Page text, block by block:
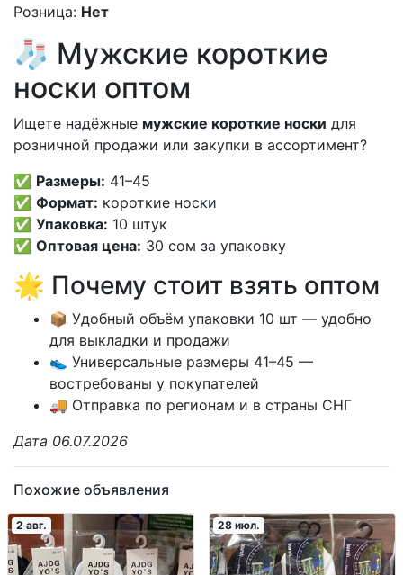
Розница: Нет
🧦 Мужские короткие
носки оптом
Ищете надёжные мужские короткие носки для
розничной продажи или закупки в ассортимент?
✅ Размеры: 41–45
✅ Формат: короткие носки
✅ Упаковка: 10 штук
✅ Оптовая цена: 30 сом за упаковку
🌟 Почему стоит взять оптом
📦 Удобный объём упаковки 10 шт — удобно
для выкладки и продажи
👟 Универсальные размеры 41–45 —
востребованы у покупателей
🚚 Отправка по регионам и в страны СНГ
Дата 06.07.2026
Похожие объявления
2 авг. 28 июл.